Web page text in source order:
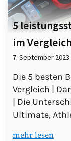
5
im Vergleich
7. September 2023
Die 5 besten
Vergleich |
| Die
Ultimate,
mehr lesen